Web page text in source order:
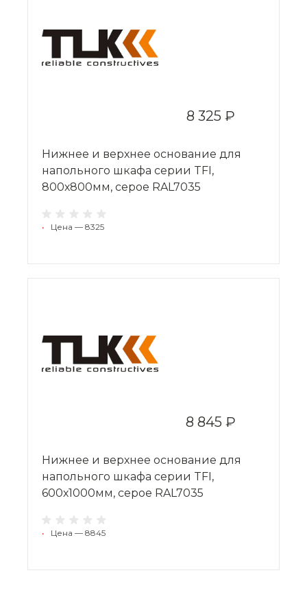
8 325 ₽
Нижнее и верхнее основание для
напольного шкафа серии TFI,
800х800мм, серое RAL7035
• Цена — 8325
8 845 ₽
Нижнее и верхнее основание для
напольного шкафа серии TFI,
600х1000мм, серое RAL7035
• Цена — 8845